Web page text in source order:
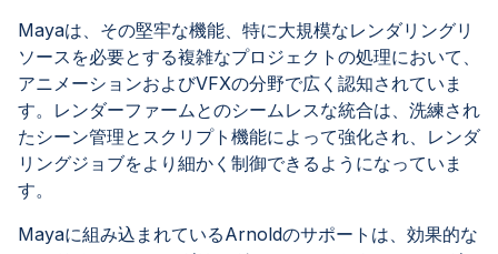
Mayaは、その堅牢な機能、特に大規模なレンダリングリ
ソースを必要とする複雑なプロジェクトの処理において、
アニメーションおよびVFXの分野で広く認知されていま
す。レンダーファームとのシームレスな統合は、洗練され
たシーン管理とスクリプト機能によって強化され、レンダ
リングジョブをより細かく制御できるようになっていま
す。
Mayaに組み込まれているArnoldのサポートは、効果的な